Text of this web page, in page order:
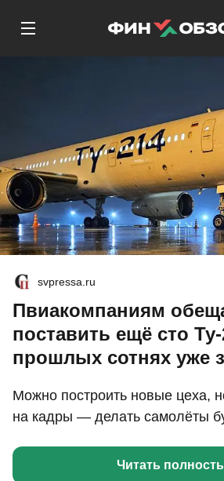
svpressa.ru
Пвиакомпаниям
поставить ещё сто
прошлых сотнях уже
Можно построить новые цеха,
на кадры — делать самолёты
Читать